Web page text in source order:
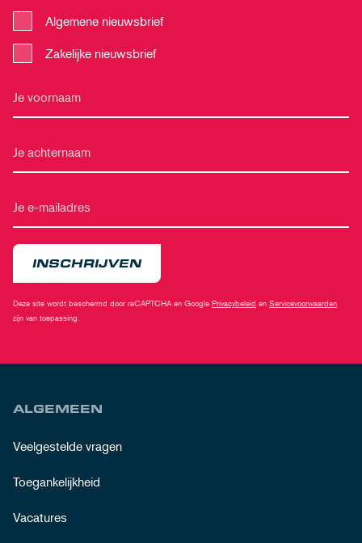
Algemene nieuwsbrief
Zakelijke nieuwsbrief
INSCHRIJVEN
Deze site wordt beschermd door reCAPTCHA en Google Privacybeleid en Servicevoorwaarden
zijn van toepassing.
ALGEMEEN
Veelgestelde vragen
Toegankelijkheid
Vacatures